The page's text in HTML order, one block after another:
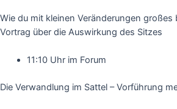
Wie du mit kleinen Veränderungen großes
Vortrag über die Auswirkung des Sitzes
11:10 Uhr im Forum
Die Verwandlung im Sattel – Vorführung